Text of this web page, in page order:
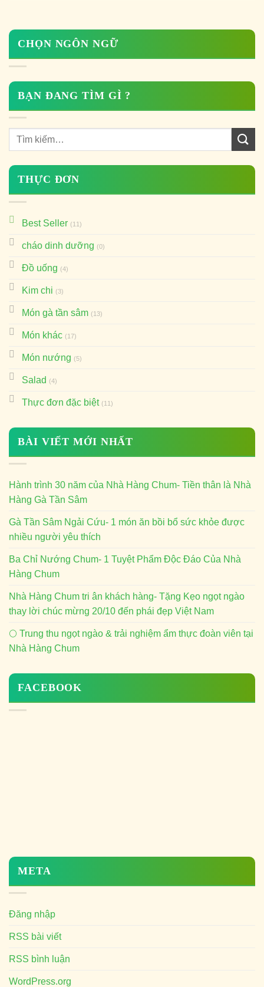
CHỌN NGÔN NGỮ
BẠN ĐANG TÌM GÌ ?
THỰC ĐƠN
Best Seller (11)
cháo dinh dưỡng (0)
Đồ uống (4)
Kim chi (3)
Món gà tần sâm (13)
Món khác (17)
Món nướng (5)
Salad (4)
Thực đơn đặc biệt (11)
BÀI VIẾT MỚI NHẤT
Hành trình 30 năm của Nhà Hàng Chum- Tiền thân là Nhà
Hàng Gà Tần Sâm
Gà Tần Sâm Ngải Cứu- 1 món ăn bồi bổ sức khỏe được
nhiều người yêu thích
Ba Chỉ Nướng Chum- 1 Tuyệt Phẩm Độc Đáo Của Nhà
Hàng Chum
Nhà Hàng Chum tri ân khách hàng- Tặng Kẹo ngọt ngào
thay lời chúc mừng 20/10 đến phái đẹp Việt Nam
🌕 Trung thu ngọt ngào & trải nghiệm ẩm thực đoàn viên tại
Nhà Hàng Chum
FACEBOOK
META
Đăng nhập
RSS bài viết
RSS bình luận
WordPress.org